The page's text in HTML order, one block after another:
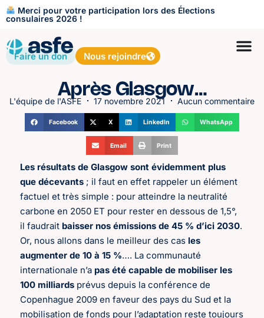
Merci pour votre participation lors des Élections
consulaires 2026 !
Faire un don Nous rejoindre
Après Glasgow…
L'équipe de l'ASFE 17 novembre 2021 Aucun commentaire
Facebook X LinkedIn WhatsApp
Email Print
Les résultats de Glasgow sont évidemment plus
que décevants ; il faut en effet rappeler un élément
factuel et très simple : pour atteindre la neutralité
carbone en 2050 ET pour rester en dessous de 1,5°,
il faudrait baisser nos émissions de 45 % d’ici 2030.
Or, nous allons dans le meilleur des cas les
augmenter de 10 à 15 %…. La communauté
internationale n’a pas été capable de mobiliser les
100 milliards prévus depuis la conférence de
Copenhague 2009 en faveur des pays du Sud et la
mobilisation de fonds pour l’adaptation reste toujours